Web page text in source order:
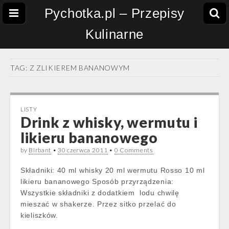
Pychotka.pl – Przepisy
Kulinarne
TAG: Z ZLIKIEREM BANANOWYM
LISTY
Drink z whisky, wermutu i
likieru bananowego
by Birbant •30 czerwca 2011 • 0 Comments
Składniki: 40 ml whisky 20 ml wermutu Rosso 10 ml
likieru bananowego Sposób przyrządzenia:
Wszystkie składniki z dodatkiem lodu chwilę
mieszać w shakerze. Przez sitko przelać do
kieliszków.